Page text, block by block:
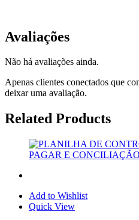
Avaliações
Não há avaliações ainda.
Apenas clientes conectados que
deixar uma avaliação.
Related Products
Add to Wishlist
Quick View